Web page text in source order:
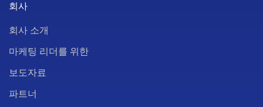
회사
회사 소개
마케팅 리더를 위한
보도자료
파트너